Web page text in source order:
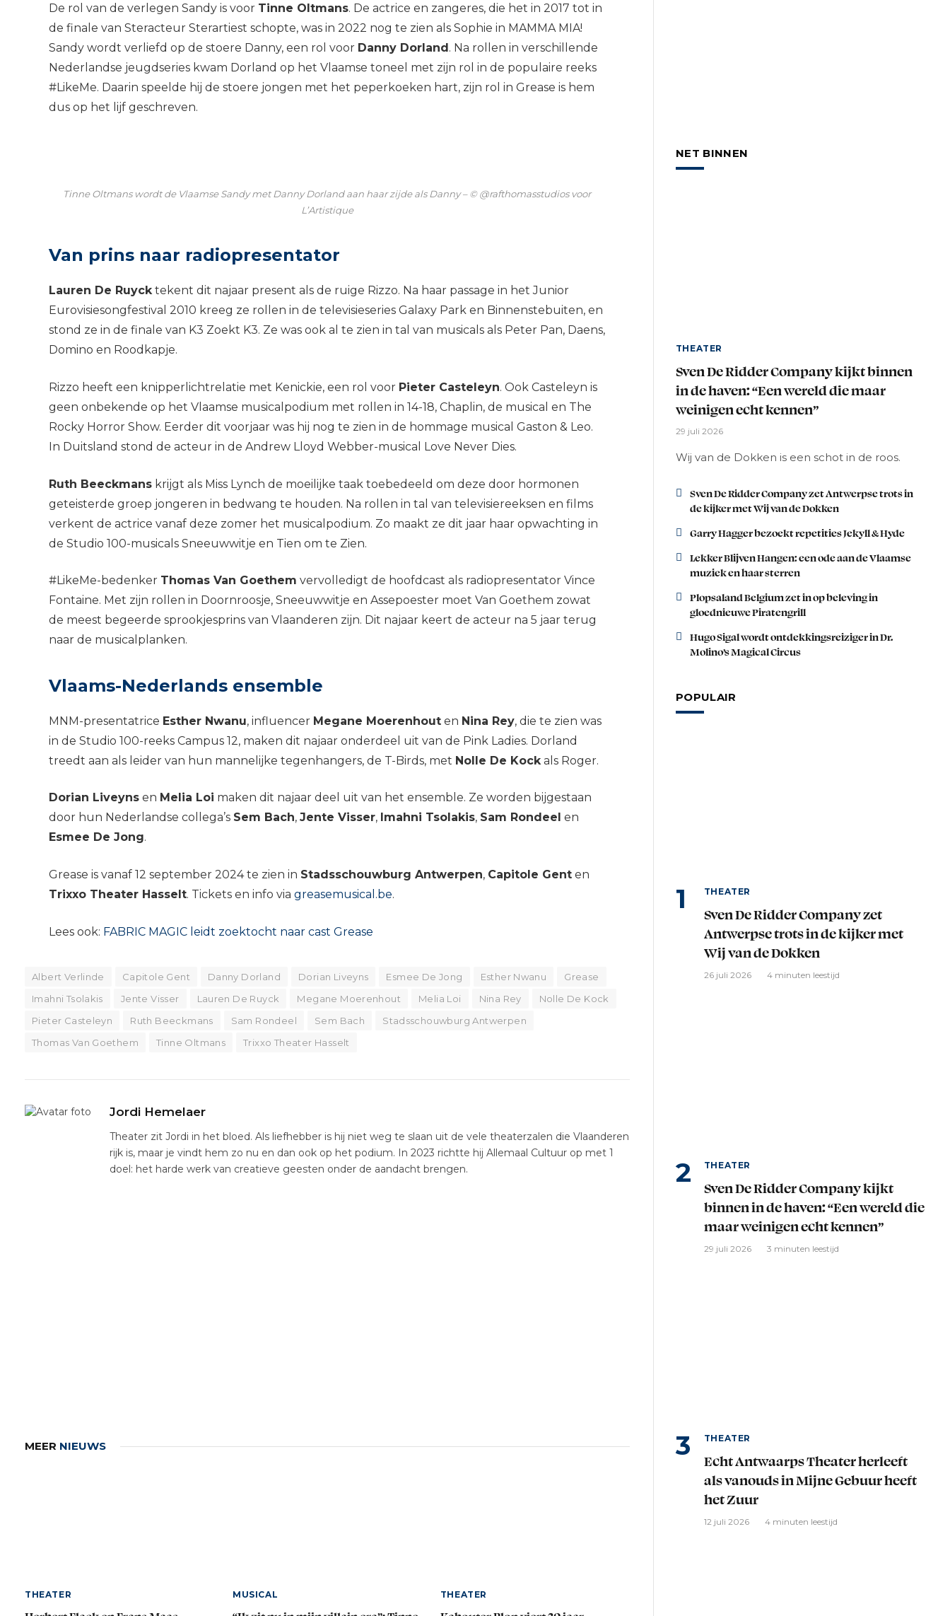
De rol van de verlegen Sandy is voor Tinne Oltmans. De actrice en zangeres, die het in 2017 tot in
de finale van Steracteur Sterartiest schopte, was in 2022 nog te zien als Sophie in MAMMA MIA!
Sandy wordt verliefd op de stoere Danny, een rol voor Danny Dorland. Na rollen in verschillende
Nederlandse jeugdseries kwam Dorland op het Vlaamse toneel met zijn rol in de populaire reeks
#LikeMe. Daarin speelde hij de stoere jongen met het peperkoeken hart, zijn rol in Grease is hem
dus op het lijf geschreven.
Tinne Oltmans wordt de Vlaamse Sandy met Danny Dorland aan haar zijde als Danny – © @rafthomasstudios voor
L’Artistique
Van prins naar radiopresentator
Lauren De Ruycktekent dit najaar present als de ruige Rizzo. Na haar passage in het Junior
Eurovisiesongfestival 2010 kreeg ze rollen in de televisieseries Galaxy Park en Binnenstebuiten, en
stond ze in de finale van K3 Zoekt K3. Ze was ook al te zien in tal van musicals als Peter Pan, Daens,
Domino en Roodkapje.
Rizzo heeft een knipperlichtrelatie met Kenickie, een rol voor Pieter Casteleyn. Ook Casteleyn is
geen onbekende op het Vlaamse musicalpodium met rollen in 14-18, Chaplin, de musical en The
Rocky Horror Show. Eerder dit voorjaar was hij nog te zien in de hommage musical Gaston & Leo.
In Duitsland stond de acteur in de Andrew Lloyd Webber-musical Love Never Dies.
Ruth Beeckmanskrijgt als Miss Lynch de moeilijke taak toebedeeld om deze door hormonen
geteisterde groep jongeren in bedwang te houden. Na rollen in tal van televisiereeksen en films
verkent de actrice vanaf deze zomer het musicalpodium. Zo maakt ze dit jaar haar opwachting in
de Studio 100-musicals Sneeuwwitje en Tien om te Zien.
#LikeMe-bedenker Thomas Van Goethem vervolledigt de hoofdcast als radiopresentator Vince
Fontaine. Met zijn rollen in Doornroosje, Sneeuwwitje en Assepoester moet Van Goethem zowat
de meest begeerde sprookjesprins van Vlaanderen zijn. Dit najaar keert de acteur na 5 jaar terug
naar de musicalplanken.
Vlaams-Nederlands ensemble
MNM-presentatrice Esther Nwanu, influencer Megane Moerenhouten Nina Rey, die te zien was
in de Studio 100-reeks Campus 12, maken dit najaar onderdeel uit van de Pink Ladies. Dorland
treedt aan als leider van hun mannelijke tegenhangers, de T-Birds, met Nolle De Kockals Roger.
Dorian Liveynsen Melia Loi maken dit najaar deel uit van het ensemble. Ze worden bijgestaan
door hun Nederlandse collega’s Sem Bach, Jente Visser, Imahni Tsolakis, Sam Rondeel en
Esmee De Jong.
Grease is vanaf 12 september 2024 te zien in Stadsschouwburg Antwerpen, Capitole Genten
Trixxo Theater Hasselt. Tickets en info via greasemusical.be.
Lees ook: FABRIC MAGIC leidt zoektocht naar cast Grease
Albert Verlinde Capitole Gent Danny Dorland Dorian Liveyns Esmee De Jong Esther Nwanu
Grease
Imahni Tsolakis
Jente Visser Lauren De Ruyck Megane Moerenhout Melia Loi Nina Rey
Nolle De Kock
Pieter Casteleyn
Ruth Beeckmans Sam Rondeel Sem Bach
Stadsschouwburg Antwerpen
Thomas Van Goethem
Tinne Oltmans Trixxo Theater Hasselt
Jordi Hemelaer
Theater zit Jordi in het bloed. Als liefhebber is hij niet weg te slaan uit de vele theaterzalen die Vlaanderen
rijk is, maar je vindt hem zo nu en dan ook op het podium. In 2023 richtte hij Allemaal Cultuur op met 1
doel: het harde werk van creatieve geesten onder de aandacht brengen.
MEER NIEUWS
THEATER MUSICAL THEATER
NET BINNEN
THEATER
Sven De Ridder Company kijkt binnen
in de haven: “Een wereld die maar
weinigen echt kennen”
29 juli 2026
Wij van de Dokken is een schot in de roos.
Sven De Ridder Company zet Antwerpse trots in
de kijker met Wij van de Dokken
Garry Hagger bezoekt repetities Jekyll & Hyde
Lekker Blijven Hangen: een ode aan de Vlaamse
muziek en haar sterren
Plopsaland Belgium zet in op beleving in
gloednieuwe Piratengrill
Hugo Sigal wordt ontdekkingsreiziger in Dr.
Molino’s Magical Circus
POPULAIR
THEATER
Sven De Ridder Company zet
Antwerpse trots in de kijker met
Wij van de Dokken
26 juli 2026 4 minuten leestijd
THEATER
Sven De Ridder Company kijkt
binnen in de haven: “Een wereld die
maar weinigen echt kennen”
29 juli 2026 3 minuten leestijd
THEATER
Echt Antwaarps Theater herleeft
als vanouds in Mijne Gebuur heeft
het Zuur
12 juli 2026 4 minuten leestijd